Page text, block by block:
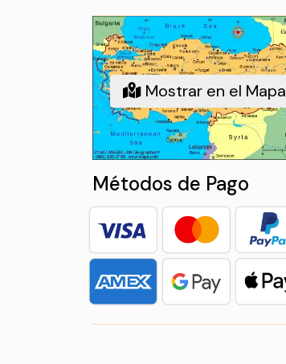
Mostrar en el Mapa
Métodos de Pago